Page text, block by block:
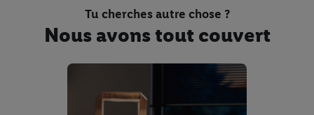
Abréviations des vins
Tu cherches autre chose ?
Nous avons tout couvert